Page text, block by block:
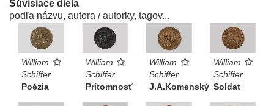
Súvisiace diela
podľa názvu, autora / autorky, tagov...
William
Schiffer
Poézia
William
Schiffer
Prítomnosť
William
Schiffer
J.A.Komenský
William
Schiffer
Soldat